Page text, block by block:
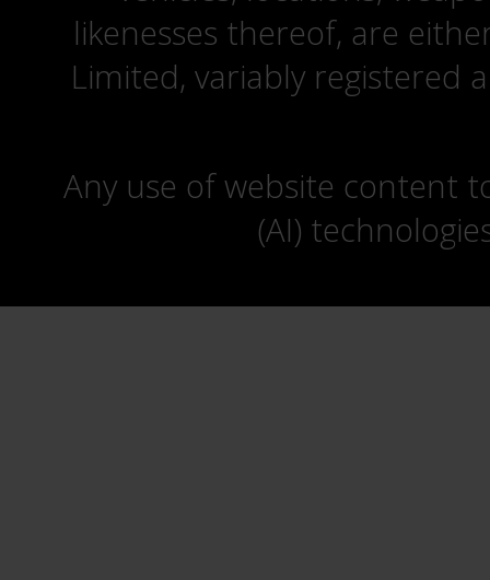
likenesses thereof, are
Limited, variably registered
Any use of website content
(AI)